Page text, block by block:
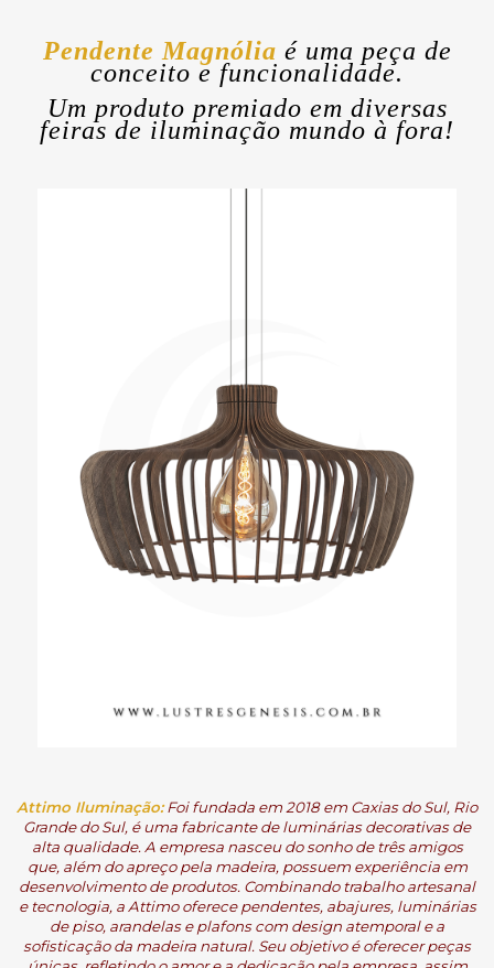
Pendente Magnólia é uma peça de
conceito e funcionalidade.
Um produto premiado em diversas
feiras de iluminação mundo à fora!
Attimo Iluminação: Foi fundada em 2018 em Caxias do Sul, Rio
Grande do Sul, é uma fabricante de luminárias decorativas de
alta qualidade. A empresa nasceu do sonho de três amigos
que, além do apreço pela madeira, possuem experiência em
desenvolvimento de produtos. Combinando trabalho artesanal
e tecnologia, a Attimo oferece pendentes, abajures, luminárias
de piso, arandelas e plafons com design atemporal e a
sofisticação da madeira natural. Seu objetivo é oferecer peças